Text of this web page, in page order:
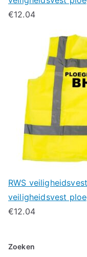
€12.04
RWS
veiligheidsvest
€12.04
Zoeken